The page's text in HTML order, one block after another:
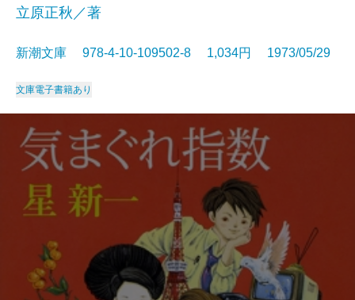
立原正秋／著
新潮文庫 978-4-10-109502-8 1,034円 1973/05/29
文庫電子書籍あり